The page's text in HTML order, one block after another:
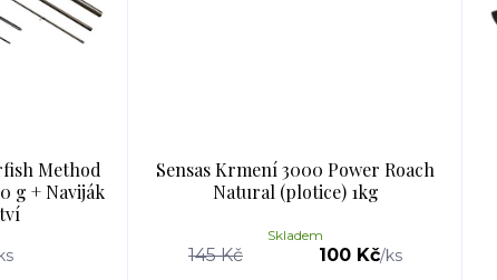
Method
g + Naviják
Sensas Krmení 3000 Power Roach
Natural (plotice) 1kg
145 Kč 100 Kč/ks
Skladem